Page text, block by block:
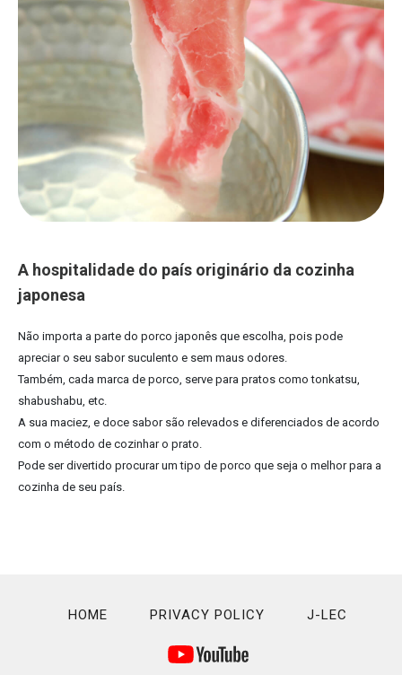
A hospitalidade do país originário da cozinha
japonesa
Não importa a parte do porco japonês que escolha, pois pode
apreciar o seu sabor suculento e sem maus odores.
Também, cada marca de porco, serve para pratos como tonkatsu,
shabushabu, etc.
A sua maciez, e doce sabor são relevados e diferenciados de acordo
com o método de cozinhar o prato.
Pode ser divertido procurar um tipo de porco que seja o melhor para a
cozinha de seu país.
HOME PRIVACY POLICY J-LEC